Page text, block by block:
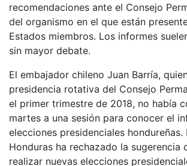
recomendaciones ante el Consejo
del organismo en el que están
Estados miembros. Los informes
sin mayor debate.
El embajador chileno Juan Barría,
presidencia rotativa del Consejo
el primer trimestre de 2018, no había
martes a una sesión para conocer el
elecciones presidenciales
Honduras ha rechazado la sugerencia
realizar nuevas elecciones